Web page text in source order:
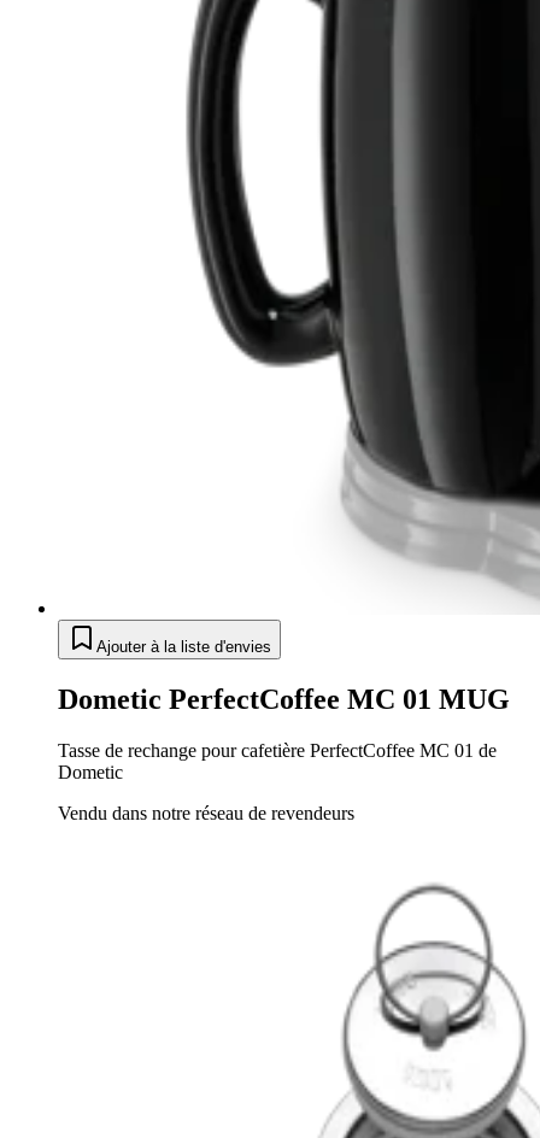
Ajouter à la liste d'envies
Dometic PerfectCoffee MC 01 MUG
Tasse de rechange pour cafetière PerfectCoffee MC 01 de
Dometic
Vendu dans notre réseau de revendeurs